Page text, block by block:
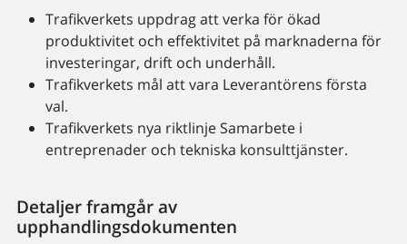
Trafikverkets uppdrag att verka för ökad
produktivitet och effektivitet på marknaderna för
investeringar, drift och underhåll.
Trafikverkets mål att vara Leverantörens första
val.
Trafikverkets nya riktlinje Samarbete i
entreprenader och tekniska konsulttjänster.
Detaljer framgår av
upphandlingsdokumenten